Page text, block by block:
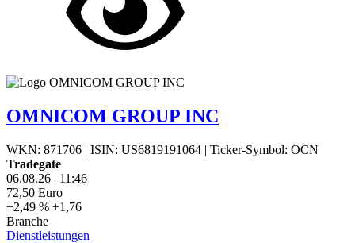
OMNICOM GROUP INC
WKN: 871706 | ISIN: US6819191064 | Ticker-Symbol: OCN
Tradegate
06.08.26 | 11:46
72,50 Euro
+2,49 % +1,76
Branche
Dienstleistungen